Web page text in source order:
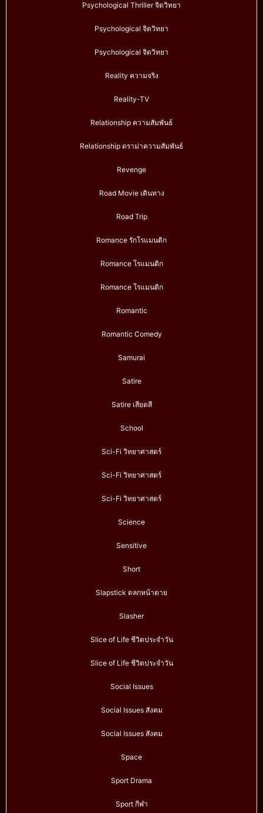
Psychological Thriller จิตวิทยา
Psychological จิตวิทยา
Psychological จิตวิทยา
Reality ความจริง
Reality-TV
Relationship ความสัมพันธ์
Relationship ดราม่าความสัมพันธ์
Revenge
Road Movie เดินทาง
Road Trip
Romance รักโรแมนติก
Romance โรแมนติก
Romance โรแมนติก
Romantic
Romantic Comedy
Samurai
Satire
Satire เสียดสี
School
Sci-Fi วิทยาศาสตร์
Sci-Fi วิทยาศาสตร์
Sci-Fi วิทยาศาสตร์
Science
Sensitive
Short
Slapstick ตลกหน้าตาย
Slasher
Slice of Life ชีวิตประจำวัน
Slice of Life ชีวิตประจำวัน
Social Issues
Social Issues สังคม
Social Issues สังคม
Space
Sport Drama
Sport กีฬา